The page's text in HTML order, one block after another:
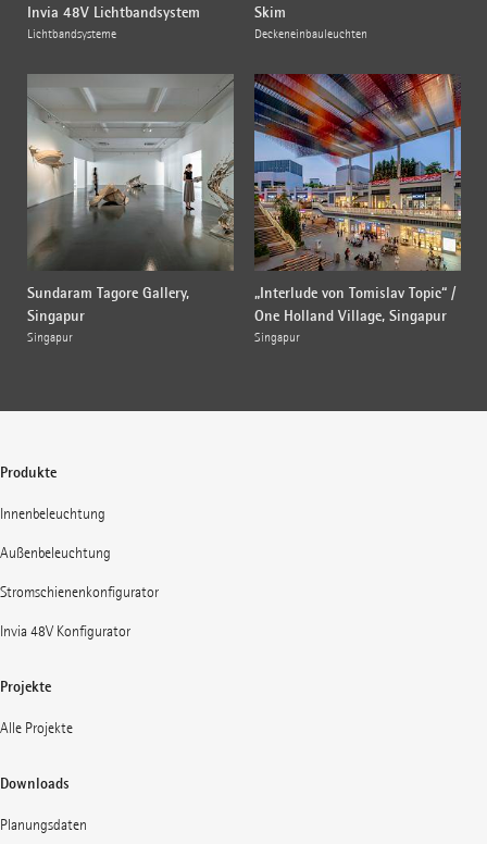
Invia 48V Lichtbandsystem
Lichtbandsysteme
Skim
Deckeneinbauleuchten
Sundaram Tagore Gallery,
Singapur
Singapur
„Interlude von Tomislav Topic“ /
One Holland Village, Singapur
Singapur
Produkte
Innenbeleuchtung
Außenbeleuchtung
Stromschienenkonfigurator
Invia 48V Konfigurator
Projekte
Alle Projekte
Downloads
Planungsdaten